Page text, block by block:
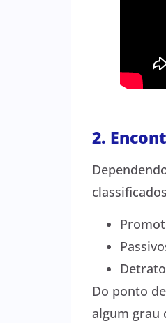
2.
Do ponto
algum grau